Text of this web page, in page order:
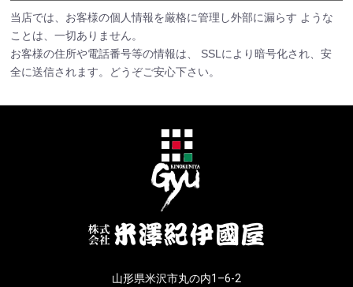
当店では、お客様の個人情報を厳格に管理し外部に漏らす ような
ことは、一切ありません。
お客様の住所や電話番号等の情報は、 SSLにより暗号化され、安
全に送信されます。どうぞご安心下さい。
山形県米沢市丸の内1–6-2